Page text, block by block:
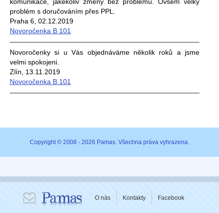
problém s doručováním přes PPL.
Praha 6, 02.12.2019
Novoročenka B 101
Novoročenky si u Vás objednáváme několik roků a jsme
velmi spokojeni.
Zlín, 13.11.2019
Novoročenka B 101
Copyright © 2008 - 2026 Pamas. Všechna práva vyhrazena.
O nás Kontakty Facebook